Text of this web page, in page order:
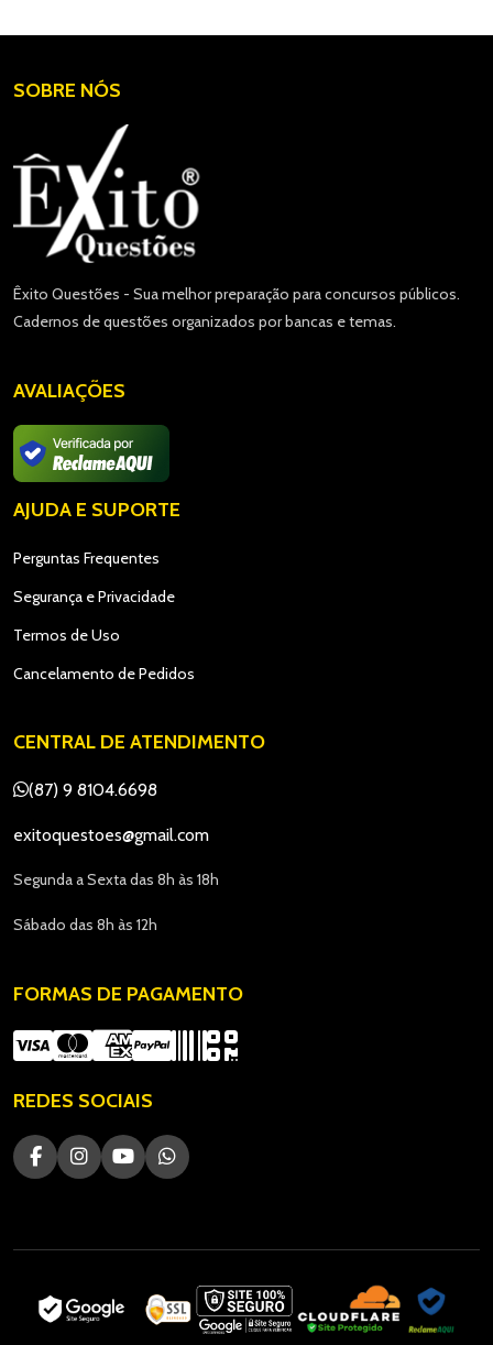
SOBRE NÓS
Êxito Questões - Sua melhor preparação para concursos públicos.
Cadernos de questões organizados por bancas e temas.
AVALIAÇÕES
AJUDA E SUPORTE
Perguntas Frequentes
Segurança e Privacidade
Termos de Uso
Cancelamento de Pedidos
CENTRAL DE ATENDIMENTO
(87) 9 8104.6698
exitoquestoes@gmail.com
Segunda a Sexta das 8h às 18h
Sábado das 8h às 12h
FORMAS DE PAGAMENTO
REDES SOCIAIS